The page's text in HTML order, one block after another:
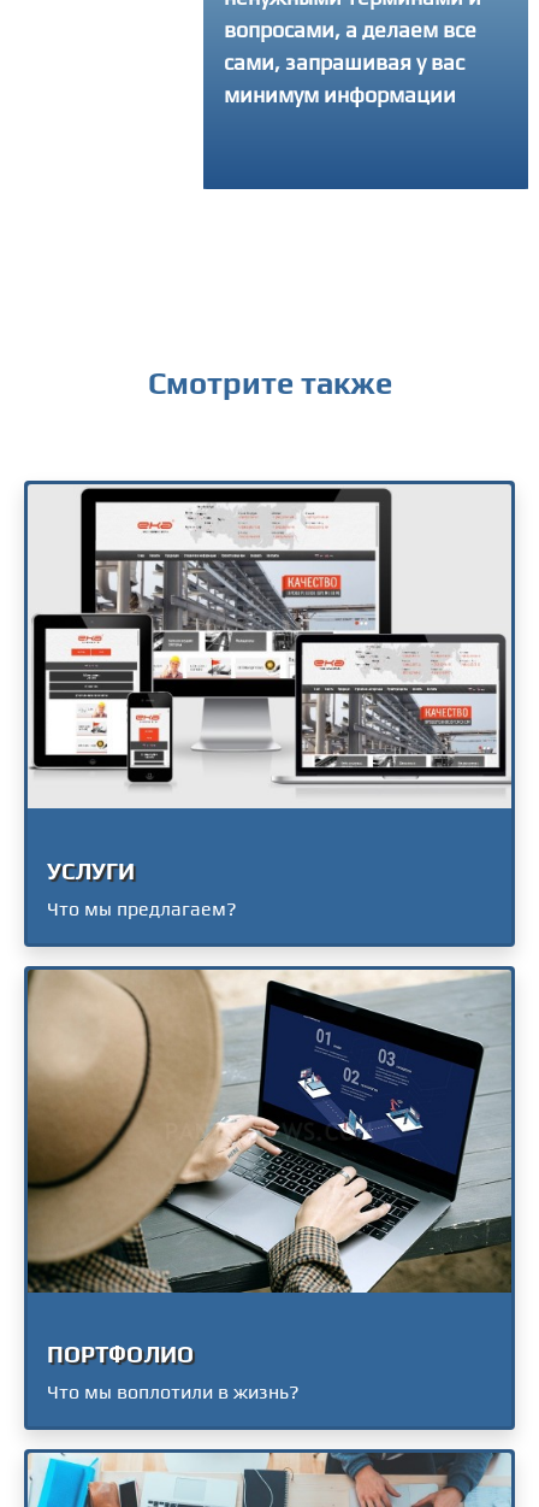
вопросами, а делаем все
сами, запрашивая у вас
минимум информации
Смотрите также
УСЛУГИ
Что мы предлагаем?
ПОРТФОЛИО
Что мы воплотили в жизнь?